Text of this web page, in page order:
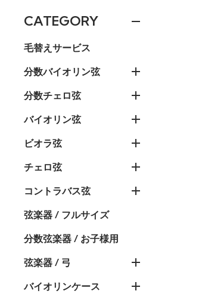
CATEGORY
毛替えサービス
分数バイオリン弦
分数チェロ弦
バイオリン弦
ビオラ弦
チェロ弦
コントラバス弦
弦楽器 / フルサイズ
分数弦楽器 / お子様用
弦楽器 / 弓
バイオリンケース